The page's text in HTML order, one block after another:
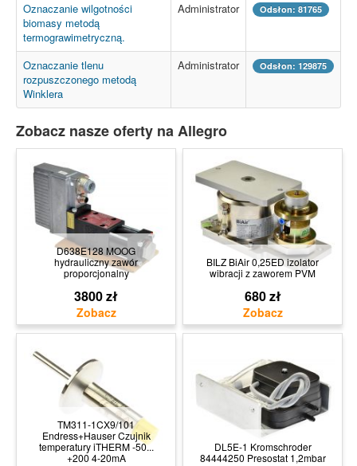
Oznaczanie wilgotności
biomasy metodą
termograwimetryczną.
Administrator Odsłon: 81765
Oznaczanie tlenu
rozpuszczonego metodą
Winklera
Administrator Odsłon: 129875
Zobacz nasze oferty na Allegro
D638E128 MOOG
hydrauliczny zawór
proporcjonalny
3800 zł
BILZ BiAir 0,25ED izolator
wibracji z zaworem PVM
680 zł
TM311-1CX9/101
Endress+Hauser Czujnik
temperatury iTHERM -50...
+200 4-20mA
DL5E-1 Kromschroder
84444250 Presostat 1,2mbar